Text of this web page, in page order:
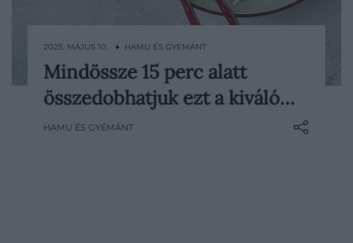
Ha nincs sok időnk főzni, de valami igazán
finom különlegességre vágyunk, az édes-
sós teriyaki csirke tökéletes választás
2025. MÁJUS 10. ● HAMU ÉS GYÉMÁNT
Mindössze 15 perc alatt
összedobhatjuk ezt a kiváló…
HAMU ÉS GYÉMÁNT